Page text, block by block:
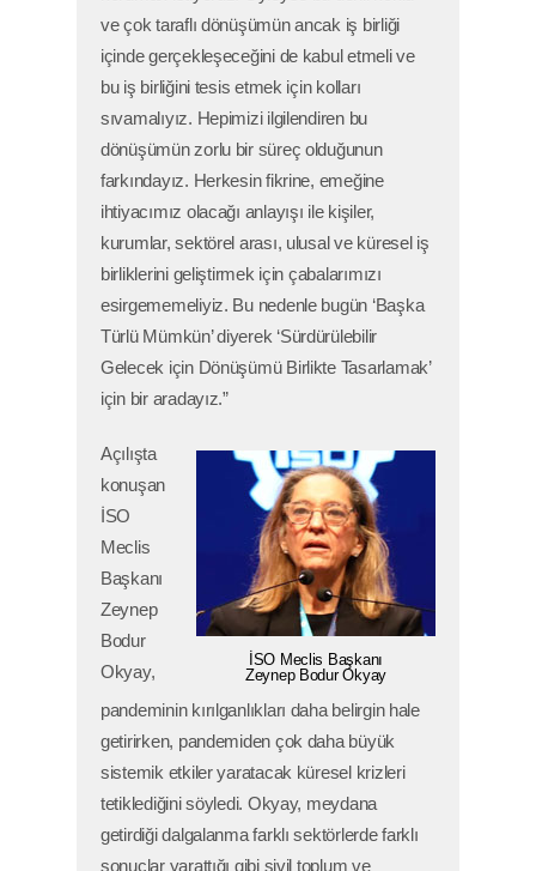
ve çok taraflı dönüşümün ancak iş birliği
içinde gerçekleşeceğini de kabul etmeli ve
bu iş birliğini tesis etmek için kolları
sıvamalıyız. Hepimizi ilgilendiren bu
dönüşümün zorlu bir süreç olduğunun
farkındayız. Herkesin fikrine, emeğine
ihtiyacımız olacağı anlayışı ile kişiler,
kurumlar, sektörel arası, ulusal ve küresel iş
birliklerini geliştirmek için çabalarımızı
esirgememeliyiz. Bu nedenle bugün ‘Başka
Türlü Mümkün’ diyerek ‘Sürdürülebilir
Gelecek için Dönüşümü Birlikte Tasarlamak’
için bir aradayız.”
İSO Meclis Başkanı
Zeynep Bodur Okyay
Açılışta
konuşan
İSO
Meclis
Başkanı
Zeynep
Bodur
Okyay,
pandeminin kırılganlıkları daha belirgin hale
getirirken, pandemiden çok daha büyük
sistemik etkiler yaratacak küresel krizleri
tetiklediğini söyledi. Okyay, meydana
getirdiği dalgalanma farklı sektörlerde farklı
sonuçlar yarattığı gibi sivil toplum ve